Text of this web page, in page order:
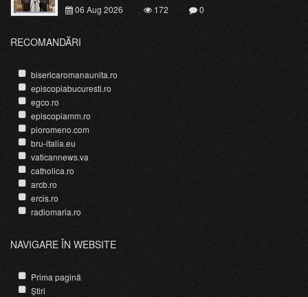
06 Aug 2026
172 0
RECOMANDĂRI
bisericaromanaunita.ro
episcopiabucuresti.ro
egco.ro
episcopiamm.ro
pioromeno.com
bru-italia.eu
vaticannews.va
catholica.ro
arcb.ro
ercis.ro
radiomaria.ro
NAVIGARE ÎN WEBSITE
Prima pagină
Știri